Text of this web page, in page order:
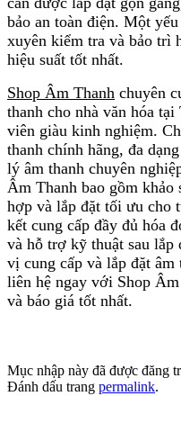
bảo an toàn điện. Một
xuyên kiểm tra và bảo trì
hiệu suất tốt nhất.
Shop Âm Thanh chuyên
thanh cho nhà văn hóa
viên giàu kinh nghiệm.
thanh chính hãng, đa
lý âm thanh chuyên
Âm Thanh bao gồm
hợp và lắp đặt tối ưu cho
kết cung cấp đầy đủ hóa
và hỗ trợ kỹ thuật sau lắp
vị cung cấp và lắp đặt
liên hệ ngay với Shop
và báo giá tốt nhất.
Mục nhập này đã được đăng
Đánh dấu trang permalink.